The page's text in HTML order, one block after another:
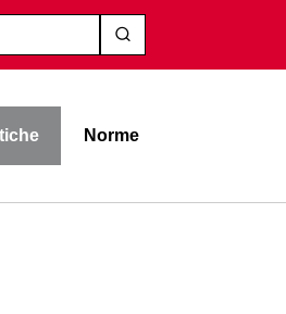
Norme